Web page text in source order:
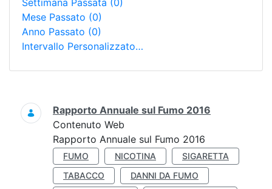
Settimana Passata (0)
Mese Passato (0)
Anno Passato (0)
Intervallo Personalizzato…
Ricerca
Rapporto Annuale sul Fumo 2016
Contenuto Web
Rapporto Annuale sul Fumo 2016
FUMO NICOTINA
SIGARETTA
TABACCO
DANNI DA FUMO